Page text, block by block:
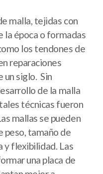
malla, tejidas con
la época o formadas
los tendones de
reparaciones
un siglo. Sin
de la malla
técnicas fueron
mallas se pueden
peso, tamaño de
y flexibilidad. Las
una placa de